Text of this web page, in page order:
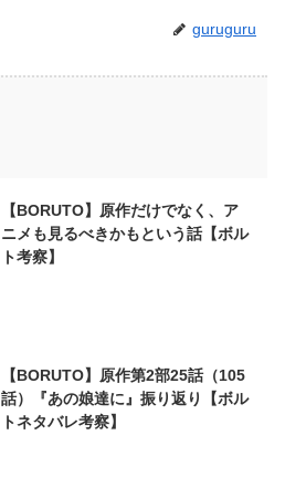
guruguru
【BORUTO】原作だけでなく、ア
ニメも見るべきかもという話【ボル
ト考察】
【BORUTO】原作第2部25話（105
話）『あの娘達に』振り返り【ボル
トネタバレ考察】